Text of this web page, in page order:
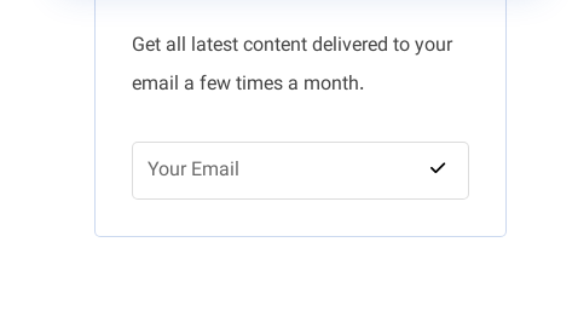
Get all latest content delivered to your
email a few times a month.